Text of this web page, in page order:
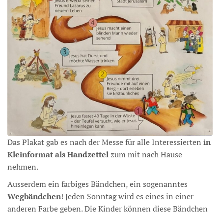
Das Plakat gab es nach der Messe für alle Interessierten in
Kleinformat als Handzettelzum mit nach Hause
nehmen.
Ausserdem ein farbiges Bändchen, ein sogenanntes
Wegbändchen! Jeden Sonntag wird es eines in einer
anderen Farbe geben. Die Kinder können diese Bändchen